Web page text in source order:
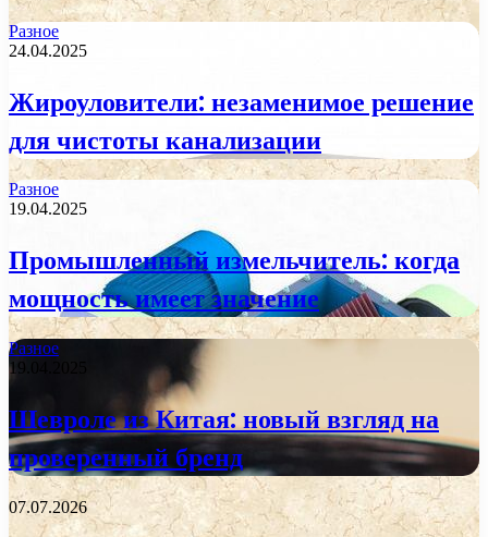
Разное
24.04.2025
Жироуловители: незаменимое решение
для чистоты канализации
Разное
19.04.2025
Промышленный измельчитель: когда
мощность имеет значение
Разное
19.04.2025
Шевроле из Китая: новый взгляд на
проверенный бренд
07.07.2026